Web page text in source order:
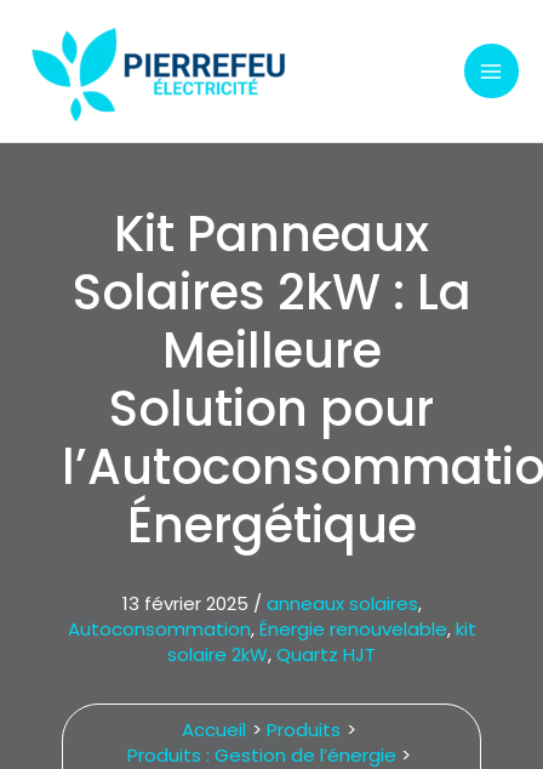
contenu
Kit Panneaux
Solaires 2kW : La
Meilleure
Solution pour
Énergétique
13 février 2025 / anneaux solaires,
Autoconsommation,Énergie renouvelable,kit
solaire 2kW,Quartz HJT
Accueil
Produits
Produits : Gestion de l’énergie